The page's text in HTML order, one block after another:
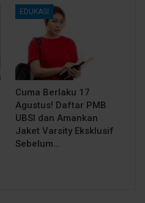
EDUKASI
Cuma Berlaku 17
Agustus! Daftar PMB
UBSI dan Amankan
Jaket Varsity Eksklusif
Sebelum…